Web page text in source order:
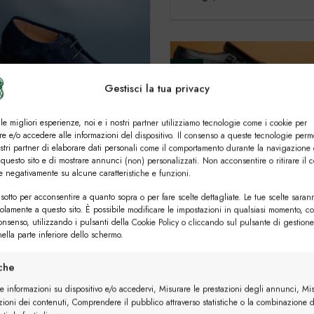
Gestisci la tua privacy
migliori esperienze, noi e i nostri partner utilizziamo tecnologie come i cookie per
e/o accedere alle informazioni del dispositivo. Il consenso a queste tecnologie
partner di elaborare dati personali come il comportamento durante la
sito e di mostrare annunci (non) personalizzati. Non acconsentire o ritirare il
negativamente su alcune caratteristiche e funzioni.
per acconsentire a quanto sopra o per fare scelte dettagliate. Le tue scelte
a questo sito. È possibile modificare le impostazioni in qualsiasi momento,
utilizzando i pulsanti della Cookie Policy o cliccando sul pulsante di
parte inferiore dello schermo.
informazioni su dispositivo e/o accedervi, Misurare le prestazioni degli annunci,
dei contenuti, Comprendere il pubblico attraverso statistiche o la combinazione
vintage: un tocco
guardaroba
vintage non smette mai di
Tendenze scarpe uomo
tua guida per una
ineccepibile